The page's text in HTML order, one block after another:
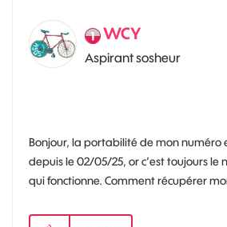
WCY
Aspirant sosheur
Bonjour, la portabilité de mon numéro
depuis le 02/05/25, or c’est toujours
qui fonctionne. Comment récupérer